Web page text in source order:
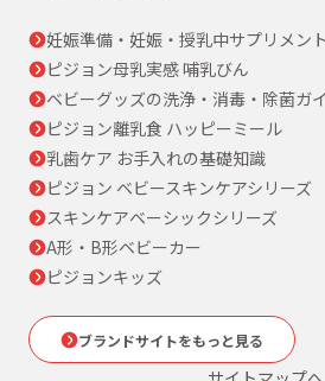
妊娠準備・妊娠・授乳中サプリメント
ピジョン母乳実感 哺乳びん
ベビーグッズの洗浄・消毒・除菌ガ
ピジョン離乳食 ハッピーミール
乳歯ケア お手入れの基礎知識
ピジョン ベビースキンケアシリーズ
スキンケアベーシックシリーズ
A形・B形ベビーカー
ピジョンキッズ
ブランドサイトをもっと見る